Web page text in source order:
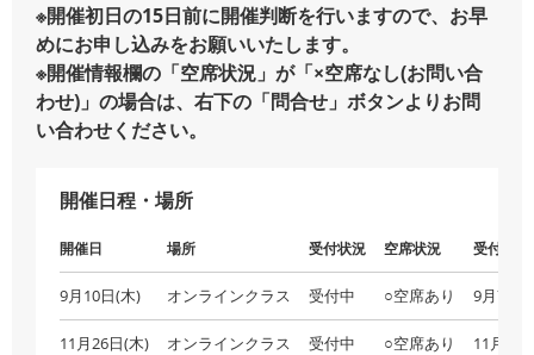
※開催初日の15日前に開催判断を行いますので、お早
めにお申し込みをお願いいたします。
※開催情報欄の「空席状況」が「×空席なし(お問い合
わせ)」の場合は、右下の「問合せ」ボタンよりお問
い合わせください。
開催日程・場所
開催日 場所 受付状況 空席状況 受付締切
9月10日(木) オンラインクラス 受付中 ○空席あり 9月7日(
11月26日(木) オンラインクラス 受付中 ○空席あり 11月23